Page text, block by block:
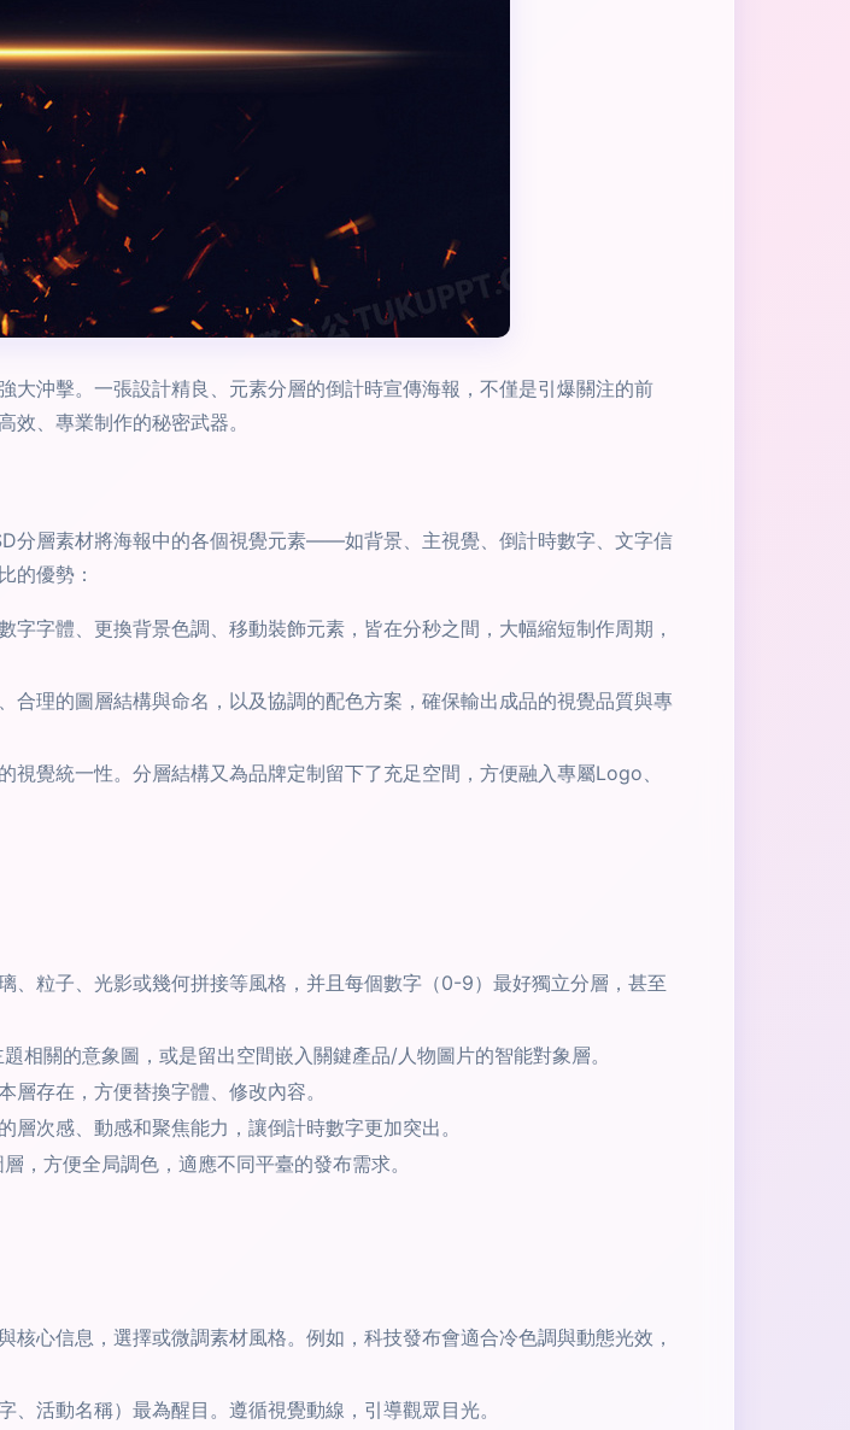
沖擊。一張設計精良、元素分層的倒計時宣傳海報，不僅是引爆關注的前
、專業制作的秘密武器。
分層素材將海報中的各個視覺元素——如背景、主視覺、倒計時數字、文字信
的優勢：
字字體、更換背景色調、移動裝飾元素，皆在分秒之間，大幅縮短制作周期，
合理的圖層結構與命名，以及協調的配色方案，確保輸出成品的視覺品質與專
視覺統一性。分層結構又為品牌定制留下了充足空間，方便融入專屬Logo、
、粒子、光影或幾何拼接等風格，并且每個數字（0-9）最好獨立分層，甚至
相關的意象圖，或是留出空間嵌入關鍵產品/人物圖片的智能對象層。
層存在，方便替換字體、修改內容。
次感、動感和聚焦能力，讓倒計時數字更加突出。
，方便全局調色，適應不同平臺的發布需求。
核心信息，選擇或微調素材風格。例如，科技發布會適合冷色調與動態光效，
活動名稱）最為醒目。遵循視覺動線，引導觀眾目光。